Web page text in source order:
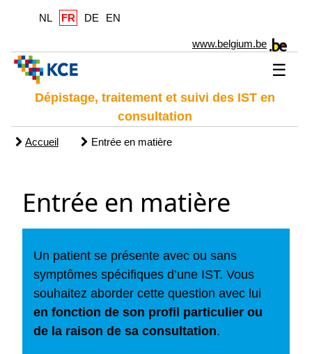
NL FR DE EN
www.belgium.be
☰
Dépistage, traitement et suivi des IST en
consultation
Accueil Entrée en matière
Entrée en matière
Un patient se présente avec ou sans
symptômes spécifiques d’une IST. Vous
souhaitez aborder cette question avec lui
en fonction de son profil particulier ou
de la raison de sa consultation.